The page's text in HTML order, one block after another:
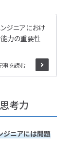
ジニアにおけ
能力の重要性
事を読む
考力
ジニアには問題